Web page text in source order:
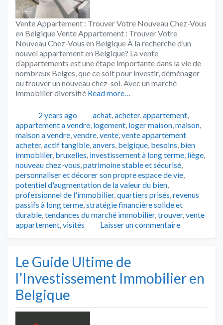
Vente Appartement : Trouver Votre Nouveau Chez-Vous
en Belgique Vente Appartement : Trouver Votre
Nouveau Chez-Vous en Belgique À la recherche d’un
nouvel appartement en Belgique? La vente
d’appartements est une étape importante dans la vie de
nombreux Belges, que ce soit pour investir, déménager
ou trouver un nouveau chez-soi. Avec un marché
immobilier diversifié Read more…
Publié2 years ago Catégories
achat,acheter,appartement,
appartement a vendre, logement, loger maison,maison,
maison a vendre,vendre,vente,vente appartement
acheter,actif tangible,anvers, belgique, besoins, bien
immobilier, bruxelles, investissement à long terme, liège,
nouveau chez-vous,patrimoine stable et sécurisé,
personnaliser et décorer son propre espace de vie,
potentiel d'augmentation de la valeur du bien,
professionnel de l'immobilier,quartiers prisés,revenus
passifs à long terme,stratégie financière solide et
durable,tendances du marché immobilier,trouver,vente
appartement,visités Laisser un commentaire
Le Guide Ultime de
l’Investissement Immobilier en
Belgique